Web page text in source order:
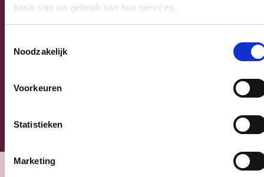
basis van uw gebruik van hun services.
Noodzakelijk
Voorkeuren
Statistieken
Marketing
Postcode